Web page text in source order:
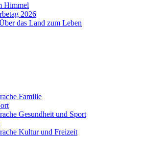
Himmel
2026
das Land zum Leben
Familie
Gesundheit und Sport
Kultur und Freizeit